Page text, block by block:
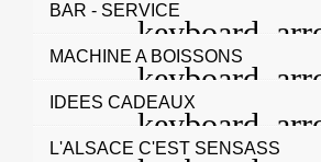
BAR - SERVICE
MACHINE A BOISSONS
IDEES CADEAUX
L'ALSACE C'EST SENSASS